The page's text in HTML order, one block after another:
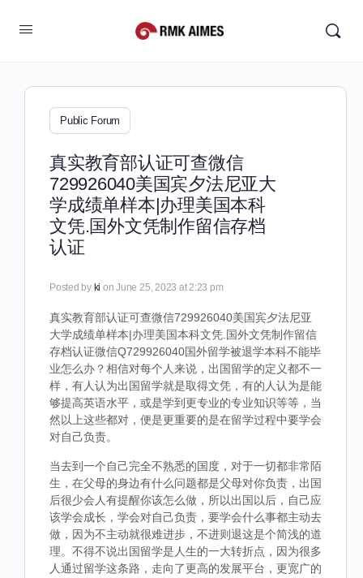
Public Forum
真实教育部认证可查微信
729926040美国宾夕法尼亚大
学成绩单样本|办理美国本科
文凭.国外文凭制作留信存档
认证
Posted by ki on June 25, 2023 at 2:23 pm
真实教育部认证可查微信729926040美国宾夕法尼亚
大学成绩单样本|办理美国本科文凭.国外文凭制作留信
存档认证微信Q729926040国外留学被退学本科不能毕
业怎么办？相信对每个人来说，出国留学的定义都不一
样，有人认为出国留学就是取得文凭，有的人认为是能
够提高英语水平，或是学到更专业的专业知识等等，当
然以上这些都对，便是更重要的是在留学过程中要学会
对自己负责。
当去到一个自己完全不熟悉的国度，对于一切都非常陌
生，在父母的身边有什么问题都是父母对你负责，出国
后很少会人有提醒你该怎么做，所以出国以后，自己应
该学会成长，学会对自己负责，要学会什么事都主动去
做，因为不主动就很难进步，不进则退这是个简浅的道
理。不得不说出国留学是人生的一大转折点，因为很多
人通过留学这条路，走向了更高的发展平台，更宽广的